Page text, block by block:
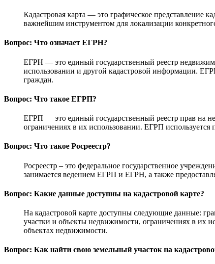
Кадастровая карта — это графическое представление
важнейшим инструментом для локализации
Вопрос: Что означает ЕГРН?
ЕГРН — это единый государственный реестр
использовании и другой кадастровой информации.
граждан.
Вопрос: Что такое ЕГРП?
ЕГРП — это единый государственный реестр прав на
ограничениях в их использовании. ЕГРП
Вопрос: Что такое Росреестр?
Росреестр – это федеральное государственное
занимается ведением ЕГРП и ЕГРН, а также
Вопрос: Какие данные доступны на кадастровой карте?
На кадастровой карте доступны следующие данные:
участки и объекты недвижимости, ограничениях в их
объектах недвижимости.
Вопрос: Как найти свою земельный участок на